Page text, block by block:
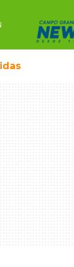
queimado